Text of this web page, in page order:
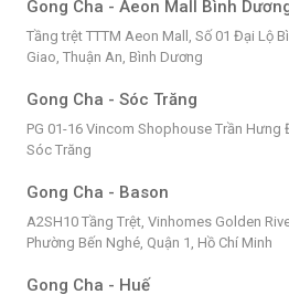
Gong Cha - Aeon Mall Bình
Tầng trệt TTTM Aeon Mall, Số 01 Đại Lộ
Giao, Thuận An, Bình Dương
Gong Cha - Sóc Trăng
PG 01-16 Vincom Shophouse Trần Hưng
Sóc Trăng
Gong Cha - Bason
A2SH10 Tầng Trệt, Vinhomes Golden
Phường Bến Nghé, Quận 1, Hồ Chí Minh
Gong Cha - Huế